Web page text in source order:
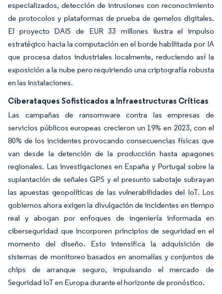
especializados, detección de intrusiones con reconocimiento
de protocolos y plataformas de prueba de gemelos digitales.
El proyecto DAIS de EUR 33 millones ilustra el impulso
estratégico hacia la computación en el borde habilitada por IA
que procesa datos industriales localmente, reduciendo así la
exposición a la nube pero requiriendo una criptografía robusta
en las instalaciones.
Ciberataques Sofisticados a Infraestructuras Críticas
Las campañas de ransomware contra las empresas de
servicios públicos europeas crecieron un 19% en 2023, con el
80% de los incidentes provocando consecuencias físicas que
van desde la detención de la producción hasta apagones
regionales. Las investigaciones en España y Portugal sobre la
suplantación de señales GPS y el presunto sabotaje subrayan
las apuestas geopolíticas de las vulnerabilidades del IoT. Los
gobiernos ahora exigen la divulgación de incidentes en tiempo
real y abogan por enfoques de ingeniería informada en
ciberseguridad que incorporen principios de seguridad en el
momento del diseño. Esto intensifica la adquisición de
sistemas de monitoreo basados en anomalías y conjuntos de
chips de arranque seguro, impulsando el mercado de
Seguridad IoT en Europa durante el horizonte de pronóstico.